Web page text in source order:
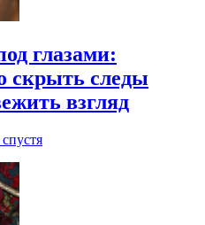
глазами:
скрыть следы
взгляд